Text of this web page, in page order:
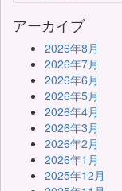
アーカイブ
2026年8月
2026年7月
2026年6月
2026年5月
2026年4月
2026年3月
2026年2月
2026年1月
2025年12月